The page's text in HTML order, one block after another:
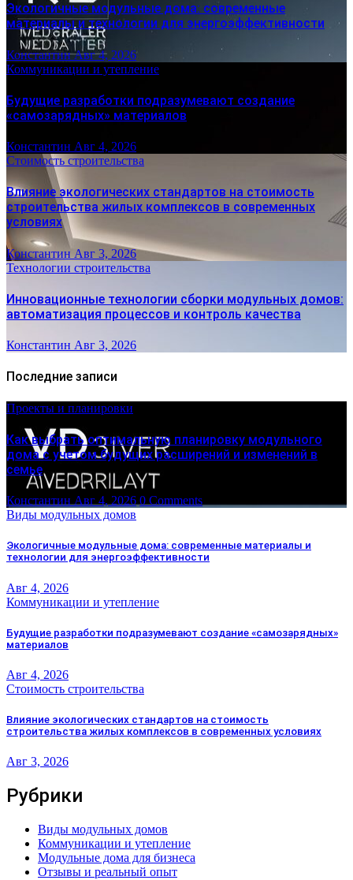
Экологичные модульные дома: современные
материалы и технологии для энергоэффективности
КонстантинАвг 4, 2026
Коммуникации и утепление
Будущие разработки подразумевают создание
«самозарядных» материалов
Константин Авг 4, 2026
Стоимость строительства
Влияние экологических стандартов на стоимость
строительства жилых комплексов в современных
условиях
Константин Авг 3, 2026
Технологии строительства
Инновационные технологии сборки модульных домов:
автоматизация процессов и контроль качества
Константин Авг 3, 2026
Последние записи
Проекты и планировки
Как выбрать оптимальную планировку модульного
дома с учетом будущих расширений и изменений в
семье
Константин Авг 4, 2026 0 Comments
Виды модульных домов
Экологичные модульные дома: современные материалы и
технологии для энергоэффективности
Авг 4, 2026
Коммуникации и утепление
Будущие разработки подразумевают создание «самозарядных»
материалов
Авг 4, 2026
Стоимость строительства
Влияние экологических стандартов на стоимость
строительства жилых комплексов в современных условиях
Авг 3, 2026
Рубрики
Виды модульных домов
Коммуникации и утепление
Модульные дома для бизнеса
Отзывы и реальный опыт